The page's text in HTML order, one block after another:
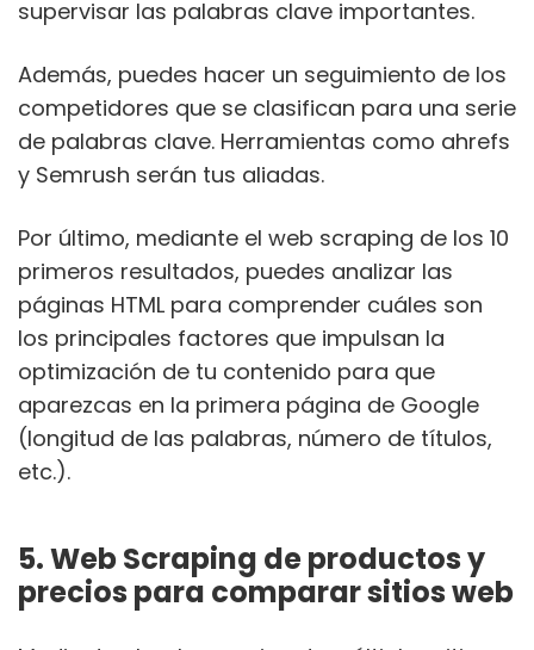
supervisar las palabras clave importantes.
Además, puedes hacer un seguimiento de los
competidores que se clasifican para una serie
de palabras clave. Herramientas como ahrefs
y Semrush serán tus aliadas.
Por último, mediante el web scraping de los 10
primeros resultados, puedes analizar las
páginas HTML para comprender cuáles son
los principales factores que impulsan la
optimización de tu contenido para que
aparezcas en la primera página de Google
(longitud de las palabras, número de títulos,
etc.).
5. Web Scraping de productos y
precios para comparar sitios web